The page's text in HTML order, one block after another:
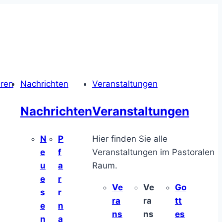
Nachrichten
Nachrichten
N
e
u
e
s
e
n
P
f
a
r
r
n
a
Veranstaltungen
Veranstaltungen
Hier finden Sie alle
Veranstaltungen im Pastoralen
Raum.
Ve
ra
ns
Ve
ra
ns
Go
tt
es